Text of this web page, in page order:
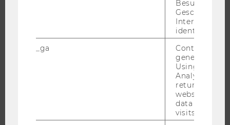
Besucher
Geschlecht
Interessen zu
identifizieren.
_ga
Contains a
generated
Using this
Analytics can
returning
website and
data from
visits.